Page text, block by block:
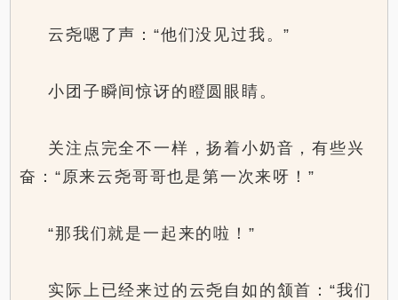
云尧嗯了声：“他们没见过我。”
小团子瞬间惊讶的瞪圆眼睛。
关注点完全不一样，扬着小奶音，有些兴
奋：“原来云尧哥哥也是第一次来呀！”
“那我们就是一起来的啦！”
实际上已经来过的云尧自如的颔首：“我们